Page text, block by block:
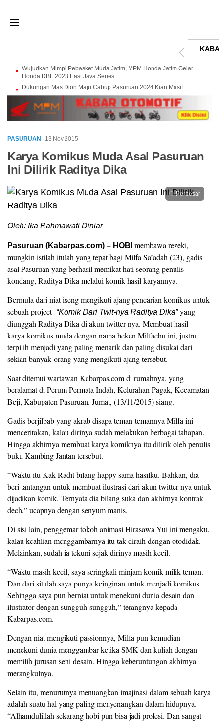
Wujudkan Mimpi Pebasket Muda Jatim, MPM Honda Jatim Gelar
Honda DBL 2023 East Java Series
Dukungan Mas Dion Maju Cabup Pasuruan 2024 Kian Masif
PASURUAN · 13 Nov 2015
Karya Komikus Muda Asal Pasuruan
Ini Dilirik Raditya Dika
Perbesar
Oleh: Ika Rahmawati Diniar
Pasuruan (Kabarpas.com) – HOBI membawa rezeki,
mungkin istilah itulah yang tepat bagi Milfa Sa’adah (23), gadis
asal Pasuruan yang berhasil memikat hati seorang penulis
kondang, Raditya Dika melalui komik hasil karyannya.
Bermula dari niat iseng mengikuti ajang pencarian komikus untuk
sebuah project “Komik Dari Twit-nya Raditya Dika”yang
diunggah Raditya Dika di akun twitter-nya. Membuat hasil
karya komikus muda dengan nama beken Milfachu ini, justru
terpilih menjadi yang paling menarik dan paling disukai dari
sekian banyak orang yang mengikuti ajang tersebut.
Saat ditemui wartawan Kabarpas.com di rumahnya, yang
beralamat di Perum Permata Indah, Kelurahan Pagak, Kecamatan
Beji, Kabupaten Pasuruan. Jumat, (13/11/2015) siang.
Gadis berjilbab yang akrab disapa teman-temannya Milfa ini
menceritakan, kalau dirinya sudah melakukan berbagai tahapan.
Hingga akhirnya membuat karya komiknya itu dilirik oleh penulis
buku Kambing Jantan tersebut.
“Waktu itu Kak Radit bilang happy sama hasilku. Bahkan, dia
beri tantangan untuk membuat ilustrasi dari akun twitter-nya untuk
dijadikan komik. Ternyata dia bilang suka dan akhirnya kontrak
dech,” ucapnya dengan senyum manis.
Di sisi lain, penggemar tokoh animasi Hirasawa Yui ini mengaku,
kalau keahlian menggambarnya itu tak diraih dengan otodidak.
Melainkan, sudah ia tekuni sejak dirinya masih kecil.
“Waktu masih kecil, saya seringkali minjam komik milik teman.
Dan dari situlah saya punya keinginan untuk menjadi komikus.
Sehingga saya pun berniat untuk menekuni dunia desain dan
ilustrator dengan sungguh-sungguh,” terangnya kepada
Kabarpas.com.
Dengan niat mengikuti passionnya, Milfa pun kemudian
menekuni dunia menggambar ketika SMK dan kuliah dengan
memilih jurusan seni desain. Hingga keberuntungan akhirnya
merangkulnya.
Selain itu, menurutnya menuangkan imajinasi dalam sebuah karya
adalah suatu hal yang paling menyenangkan dalam hidupnya.
“Alhamdulillah sekarang hobi pun bisa jadi profesi. Dan sangat